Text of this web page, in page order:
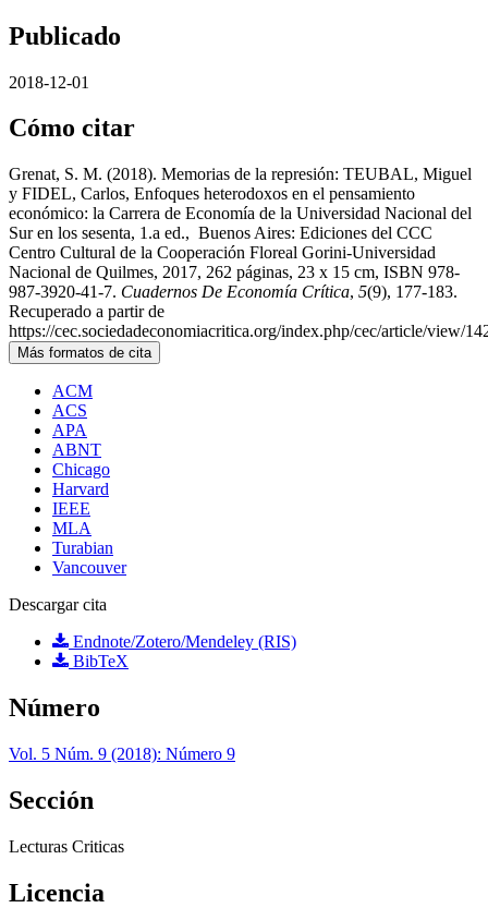
Publicado
2018-12-01
Cómo citar
Grenat, S. M. (2018). Memorias de la represión: TEUBAL, Miguel
y FIDEL, Carlos, Enfoques heterodoxos en el pensamiento
económico: la Carrera de Economía de la Universidad Nacional del
Sur en los sesenta, 1.a ed., Buenos Aires: Ediciones del CCC
Centro Cultural de la Cooperación Floreal Gorini-Universidad
Nacional de Quilmes, 2017, 262 páginas, 23 x 15 cm, ISBN 978-
987-3920-41-7. Cuadernos De Economía Crítica, 5(9), 177-183.
Recuperado a partir de
https://cec.sociedadeconomiacritica.org/index.php/cec/article/view/
Más formatos de cita
ACM
ACS
APA
ABNT
Chicago
Harvard
IEEE
MLA
Turabian
Vancouver
Descargar cita
Endnote/Zotero/Mendeley (RIS)
BibTeX
Número
Vol. 5 Núm. 9 (2018): Número 9
Sección
Lecturas Criticas
Licencia